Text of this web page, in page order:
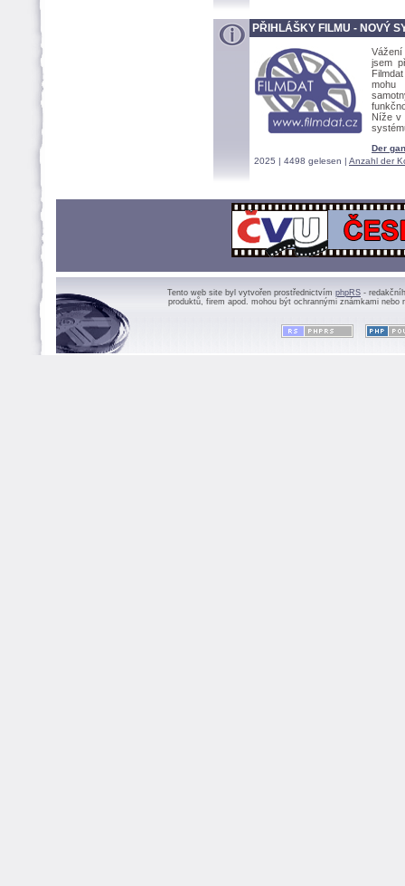
PŘIHLÁŠKY FILMU - NOVÝ
Vážení
jsem
mohu
Níže v
Der
2025 | 4498 gelesen | Anzahl der
Tento web site byl vytvořen prostřednictvím phpRS -
produktů, firem apod. mohou být ochrannými známkami